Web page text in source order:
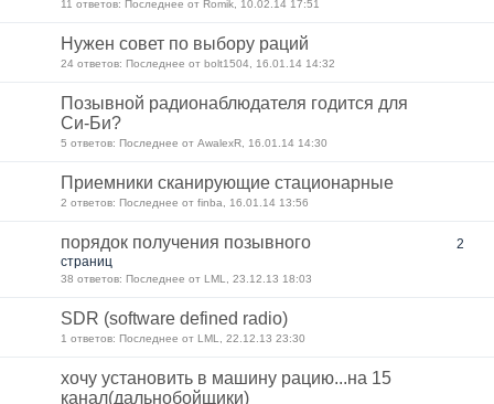
11 ответов: Последнее от Romik, 10.02.14 17:51
Нужен совет по выбору раций
24 ответов: Последнее от bolt1504, 16.01.14 14:32
Позывной радионаблюдателя годится для
Си-Би?
5 ответов: Последнее от AwalexR, 16.01.14 14:30
Приемники сканирующие стационарные
2 ответов: Последнее от finba, 16.01.14 13:56
порядок получения позывного
2
страниц
38 ответов: Последнее от LML, 23.12.13 18:03
SDR (software defined radio)
1 ответов: Последнее от LML, 22.12.13 23:30
хочу установить в машину рацию...на 15
канал(дальнобойщики)